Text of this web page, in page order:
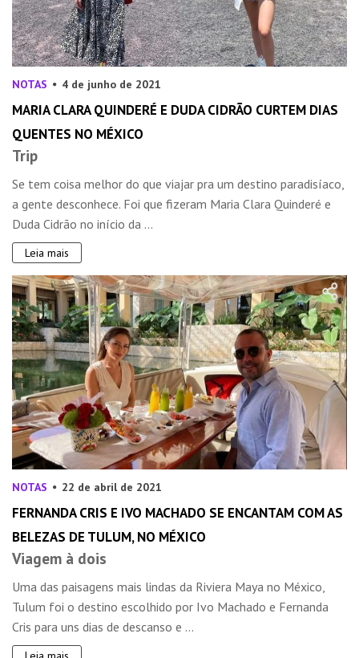
NOTAS 4 de junho de 2021
MARIA CLARA QUINDERÉ E DUDA CIDRÃO CURTEM DIAS
QUENTES NO MÉXICO
Trip
Se tem coisa melhor do que viajar pra um destino paradisíaco,
a gente desconhece. Foi que fizeram Maria Clara Quinderé e
Duda Cidrão no início da ...
Leia mais
NOTAS 22 de abril de 2021
FERNANDA CRIS E IVO MACHADO SE ENCANTAM COM AS
BELEZAS DE TULUM, NO MÉXICO
Viagem à dois
Uma das paisagens mais lindas da Riviera Maya no México,
Tulum foi o destino escolhido por Ivo Machado e Fernanda
Cris para uns dias de descanso e ...